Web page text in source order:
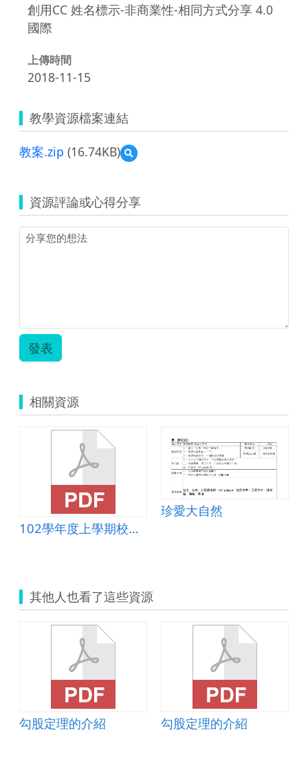
創用CC 姓名標示-非商業性-相同方式分享 4.0
國際
上傳時間
2018-11-15
教學資源檔案連結
教案.zip (16.74KB)
預
覽
資源評論或心得分享
發表
相關資源
102學年度上學期校外教學手冊
珍愛大自然
其他人也看了這些資源
勾股定理的介紹 勾股定理的介紹